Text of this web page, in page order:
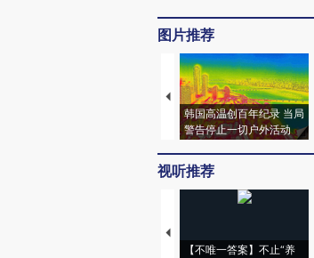
图片推荐
韩国高温创百年纪录 当局
警告停止一切户外活动
视听推荐
【不唯一答案】不止“养